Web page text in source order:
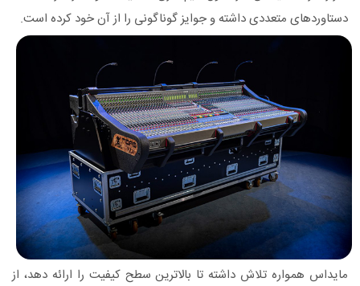
دستاوردهای متعددی داشته و جوایز گوناگونی را از آن خود کرده است.
مایداس همواره تلاش داشته تا بالاترین سطح کیفیت را ارائه دهد، از